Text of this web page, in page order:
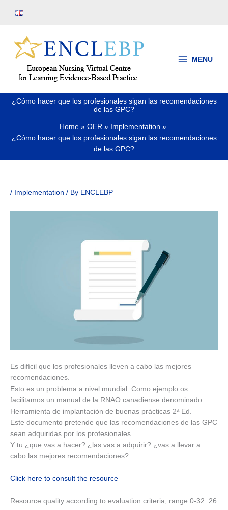
MENU
¿Cómo hacer que los profesionales sigan las recomendaciones
de las GPC?
Home OER
Implementation
¿Cómo hacer que los profesionales sigan las recomendaciones
de las GPC?
/ Implementation / By ENCLEBP
Es difícil que los profesionales lleven a cabo las mejores
recomendaciones.
Esto es un problema a nivel mundial. Como ejemplo os
facilitamos un manual de la RNAO canadiense denominado:
Herramienta de implantación de buenas prácticas 2ª Ed.
Este documento pretende que las recomendaciones de las GPC
sean adquiridas por los profesionales.
Y tu ¿que vas a hacer? ¿las vas a adquirir? ¿vas a llevar a
cabo las mejores recomendaciones?
Click here to consult the resource
Resource quality according to evaluation criteria, range 0-32: 26